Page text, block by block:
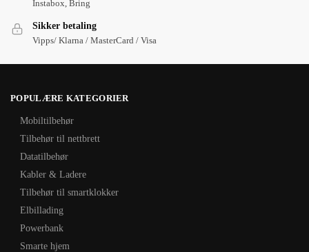
Instabox, Bring
Sikker betaling
Vipps/ Klarna / MasterCard / Visa
POPULÆRE KATEGORIER
Mobiltilbehør
Tilbehør til nettbrett
Datatilbehør
Kabler & Ladere
Tilbehør til smartklokker
Elbillading
Powerbank
Smarte hjem